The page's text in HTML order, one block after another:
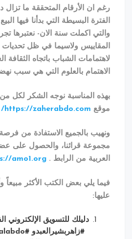
ان الأرقام المتحققة ما تزال دون
البسيطة التي بدأنا فيها البيع كنسخ
اكملت سنة الان- نعتبرها تجربة جيدة
ولاسيما في ظل تحديات التخريب
الشباب باتجاه الثقافة الغربية
بالعلوم التي هي سبب نهضة الأمم.
المناسبة نوجه الشكر لكل من تعامل
https://zaherabdo.com/
بالجميع الاستفادة من فرصة الانضمام
قرائنا، والحصول على عضوية منظمة
من الرابط.
https://amo1.org/
يلي بعض الكتب الأكثر مبيعاً وأسعار
دليلك للتسويق الإلكتروني الفعال
#زاهربشيرالعبدو#zaher_b_alabdo/